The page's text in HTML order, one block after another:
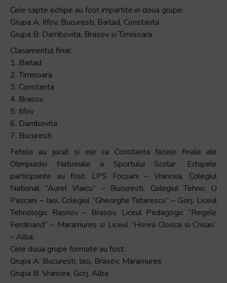
Cele sapte echipe au fost impartite in doua grupe:
Grupa A: Ilfov, Bucuresti, Barlad, Constanta
Grupa B: Dambovita, Brasov si Timisoara
Clasamentul final:
1. Barlad
2. Timisoara
3. Constanta
4. Brasov
5. Ilfov
6. Dambovita
7. Bucuresti
Fetele au jucat si ele ca Constanta fazele finale ale
Olimpiadei Nationale a Sportului Scolar. Echipele
participante au fost: LPS Focsani – Vrancea, Colegiul
National “Aurel Vlaicu” – Bucuresti, Colegiul Tehnic U
Pascani – Iasi, Colegiul “Gheorghe Tatarescu” – Gorj, Liceul
Tehnologic Rasnov – Brasov, Liceul Pedagogic “Regele
Ferdinand” – Maramures si Liceul “Horea Closca si Crisan”
– Alba.
Cele doua grupe formate au fost:
Grupa A: Bucuresti, Iasi, Brasov, Maramures
Grupa B: Vrancea, Gorj, Alba